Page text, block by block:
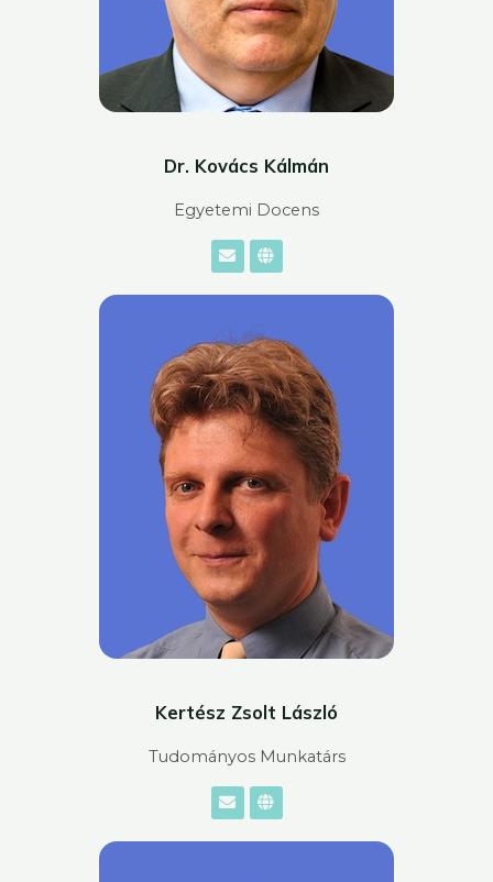
Dr. Kovács Kálmán
Egyetemi Docens
Kertész Zsolt László
Tudományos Munkatárs